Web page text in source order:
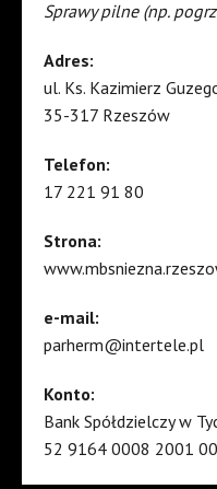
Sprawy pilne (np.
Adres:
ul. Ks. Kazimierz
35-317 Rzeszów
Telefon:
17 221 91 80
Strona:
e-mail:
parherm@intertele.pl
Konto:
Bank Spółdzielczy w
52 9164 0008 2001